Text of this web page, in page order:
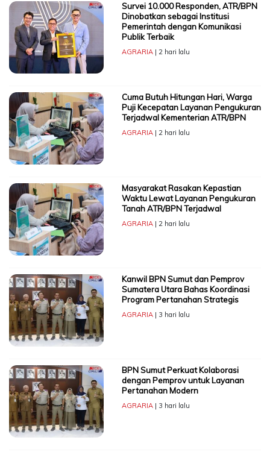
Survei 10.000 Responden, ATR/BPN
Dinobatkan sebagai Institusi
Pemerintah dengan Komunikasi
Publik Terbaik
AGRARIA| 2 hari lalu
Cuma Butuh Hitungan Hari, Warga
Puji Kecepatan Layanan Pengukuran
Terjadwal Kementerian ATR/BPN
AGRARIA| 2 hari lalu
Masyarakat Rasakan Kepastian
Waktu Lewat Layanan Pengukuran
Tanah ATR/BPN Terjadwal
AGRARIA| 2 hari lalu
Kanwil BPN Sumut dan Pemprov
Sumatera Utara Bahas Koordinasi
Program Pertanahan Strategis
AGRARIA| 3 hari lalu
BPN Sumut Perkuat Kolaborasi
dengan Pemprov untuk Layanan
Pertanahan Modern
AGRARIA| 3 hari lalu